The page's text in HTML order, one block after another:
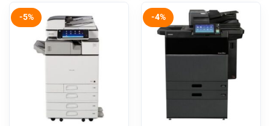
22.300.000 ₫.
21.300.000 ₫.
22.000.000 ₫.là:
20.800.000
-5% -4%